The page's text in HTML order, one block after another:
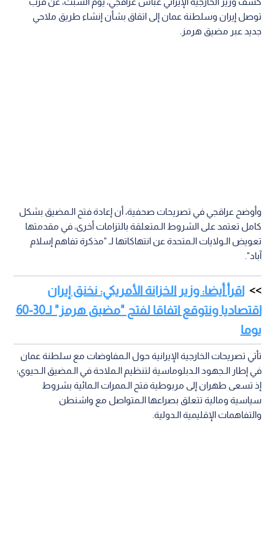
توصل إيران وسلطنة عمان إلى اتقاق بشأن إنشاء طريق ملاحي
جديد عبر مضيق هرمز.
وأوضح عراقجي في تصريحات صحفية، أن إعادة فتح الـمضيق بشكل
كامل تعتمد على الشروط الـمتعلقة بالتزامات أخرى، في مقدمتها
تعويض الـولايات الـمتحدة عن انتهاكاتها لـ "مذكرة تفاهم إسلام
آباد".
اقرأ أيضا: وزير الخزانة الأمريكي: نخنق إيران
اقتصاديا ونتوقع اتفاقا لفتح "مضيق هرمز" لـ30-60
يوما
تأتي تصريحات الخارجية الإيرانية حول الـمفاوضات مع سلطنة عمان
في إطار الـجهود الـدبلوماسية لتنظيم الـملاحة في الـمضيق الـحيوي؛
إذ تسعى طهران إلى مربوطية فتح الـممرات الـمائية بشروط
سياسية ومالية تتعلق بصراعها الـمتواصل مع واشنطن
والتفاهمات الإقليمية الـدولية.